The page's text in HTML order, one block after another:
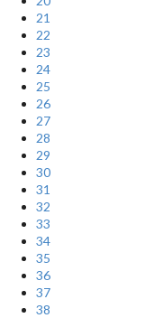
21
22
23
24
25
26
27
28
29
30
31
32
33
34
35
36
37
38